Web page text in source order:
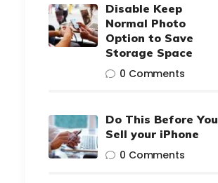
Disable Keep
Normal Photo
Option to Save
Storage Space
0 Comments
Do This Before You
Sell your iPhone
0 Comments